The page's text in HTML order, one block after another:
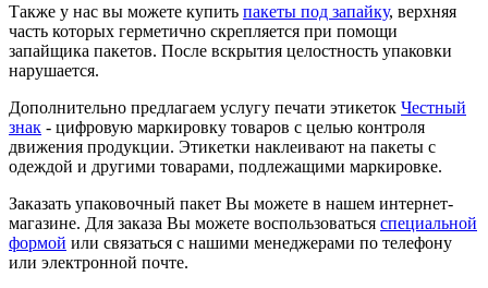
Также у нас вы можете купить пакеты под запайку, верхняя
часть которых герметично скрепляется при помощи
запайщика пакетов. После вскрытия целостность упаковки
нарушается.
Дополнительно предлагаем услугу печати этикеток Честный
знак - цифровую маркировку товаров с целью контроля
движения продукции. Этикетки наклеивают на пакеты с
одеждой и другими товарами, подлежащими маркировке.
Заказать упаковочный пакет Вы можете в нашем интернет-
магазине. Для заказа Вы можете воспользоваться специальной
формой или связаться с нашими менеджерами по телефону
или электронной почте.